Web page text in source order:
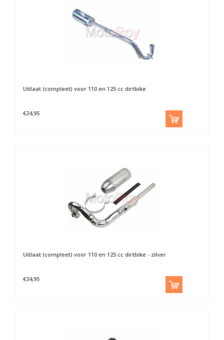
Uitlaat (compleet) voor 110 en 125 cc dirtbike
€24,95
Uitlaat (compleet) voor 110 en 125 cc dirtbike - zilver
€34,95